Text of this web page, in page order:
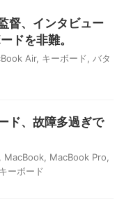
督、インタビュー
ドを非難。
Air, キーボード
バタ
ド、故障多過ぎで
MacBook MacBook Pro
ーボード